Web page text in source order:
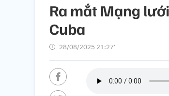
Ra mắt Mạng
Cuba
28/08/2025 21:27’